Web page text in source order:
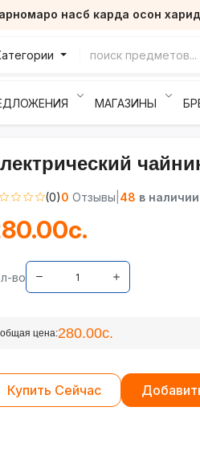
насб карда осон
МАГАЗИНЫ
(0)0 Отзывы 48 в наличии
во
общая цена:280.00с.
Купить Сейчас